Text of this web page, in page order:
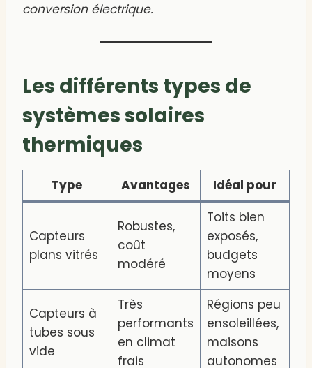
conversion électrique.
Les différents types de
systèmes solaires
thermiques
Type Avantages Idéal pour
Capteurs
plans vitrés
Robustes,
coût
modéré
Toits bien
exposés,
budgets
moyens
Capteurs à
tubes sous
vide
Très
performants
en climat
frais
Régions peu
ensoleillées,
maisons
autonomes